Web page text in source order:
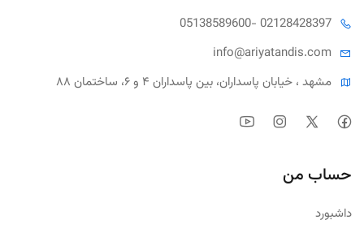
05138589600- 02128428397
info@ariyatandis.com
مشهد ، خیابان پاسداران، بین پاسداران ۴ و ۶، ساختمان ۸۸
حساب من
داشبورد